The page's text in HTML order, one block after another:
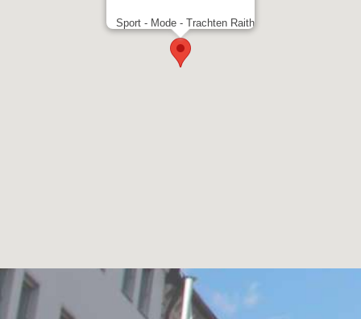
Sport - Mode - Trachten Raith